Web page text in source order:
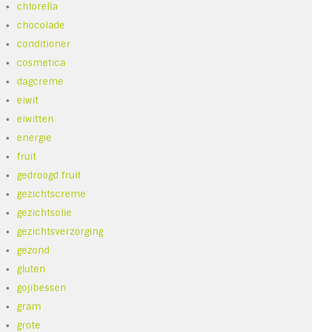
chlorella
chocolade
conditioner
cosmetica
dagcreme
eiwit
eiwitten
energie
fruit
gedroogd fruit
gezichtscreme
gezichtsolie
gezichtsverzorging
gezond
gluten
gojibessen
gram
grote